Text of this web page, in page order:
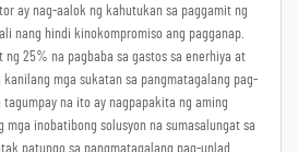
ay nag-aalok ng kahutukan sa paggamit ng
nang hindi kinokompromiso ang pagganap.
ng 25% na pagbaba sa gastos sa enerhiya at
mga sukatan sa pangmatagalang pag-
na ito ay nagpapakita ng aming
mga inobatibong solusyon na sumasalungat sa
patungo sa pangmatagalang pag-unlad.